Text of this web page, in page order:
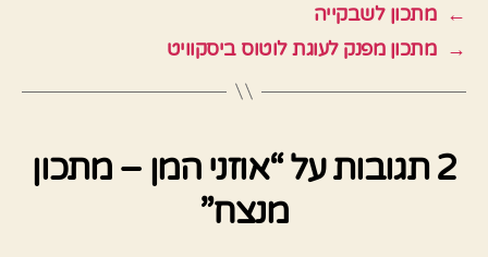
← מתכון לשבקייה
→ מתכון מפנק לעוגת לוטוס ביסקוויט
2 תגובות על “אוזני המן – מתכון
מנצח”